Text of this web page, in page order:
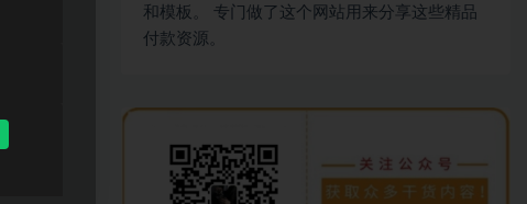
和模板。 专门做了这个网站用来分享这些精品
付款资源。